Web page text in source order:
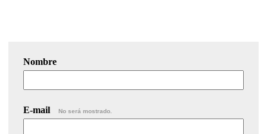
Nombre
E-mail No será mostrado.